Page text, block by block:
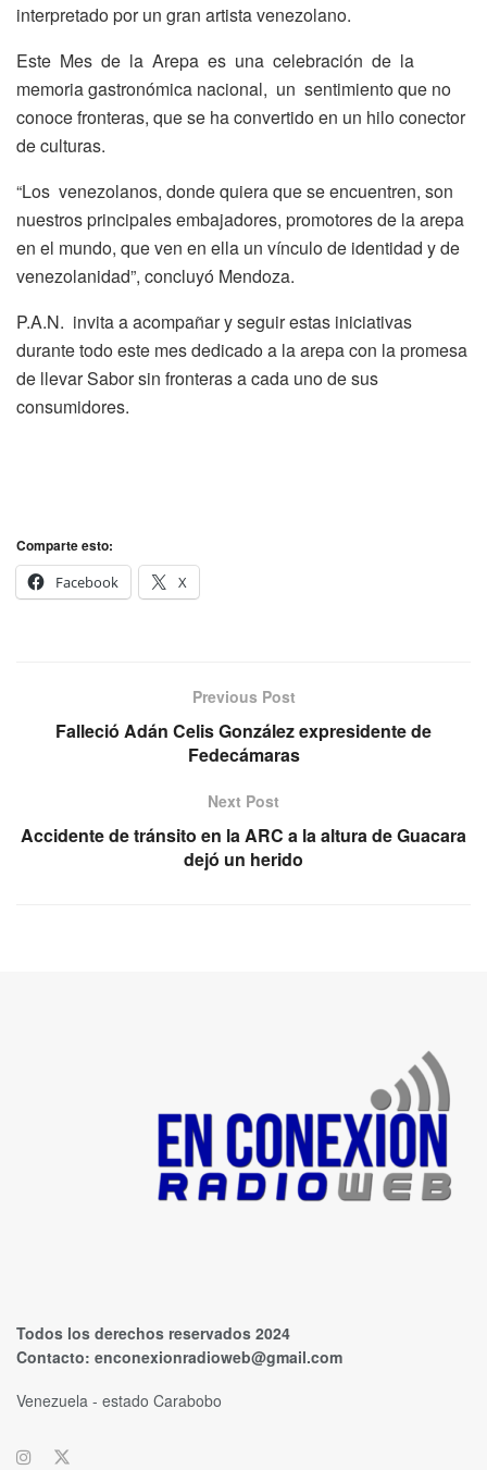
interpretado por un gran artista venezolano.
Este Mes de la Arepa es una celebración de la
memoria gastronómica nacional, un sentimiento que no
conoce fronteras, que se ha convertido en un hilo conector
de culturas.
“Los venezolanos, donde quiera que se encuentren, son
nuestros principales embajadores, promotores de la arepa
en el mundo, que ven en ella un vínculo de identidad y de
venezolanidad”, concluyó Mendoza.
P.A.N. invita a acompañar y seguir estas iniciativas
durante todo este mes dedicado a la arepa con la promesa
de llevar Sabor sin fronteras a cada uno de sus
consumidores.
Comparte esto:
Facebook
X
Previous Post
Falleció Adán Celis González expresidente de
Fedecámaras
Next Post
Accidente de tránsito en la ARC a la altura de Guacara
dejó un herido
Todos los derechos reservados 2024
Contacto: enconexionradioweb@gmail.com
Venezuela - estado Carabobo